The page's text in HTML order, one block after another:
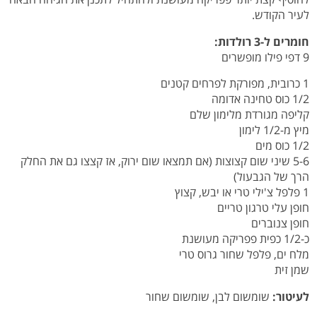
לעיר הקודש.
חומרים ל-3 רולדות:
9 דפי פילו מופשרים
1 כרובית, מפורקת לפרחים קטנים
1/2 כוס טחינה אדומה
קליפה מגורדת מלימון שלם
מיץ מ-1/2 לימון
1/2 כוס מים
5-6 שיני שום קצוצות (אם תמצאו שום ירוק, אז קצצו גם את החלק
הרך של הגבעול)
1 פלפל צ'ילי טרי או יבש, קצוץ
חופן עלי טרגון טריים
חופן צנוברים
כ-1/2 כפית פפריקה מעושנת
מלח ים, פלפל שחור גרוס טרי
שמן זית
לעיטור: שומשום לבן, שומשום שחור